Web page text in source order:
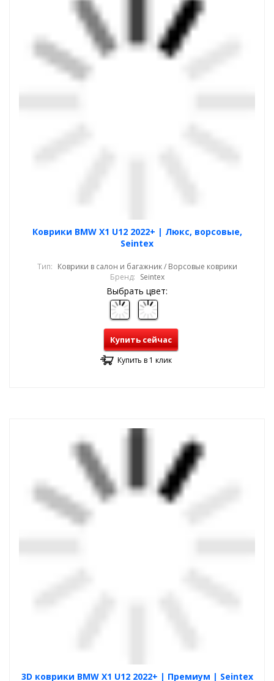
Коврики BMW X1 U12 2022+ | Люкс, ворсовые,
Seintex
Тип: Коврики в салон и багажник / Ворсовые коврики
Бренд: Seintex
Выбрать цвет:
Купить сейчас
Купить в 1 клик
3D коврики BMW X1 U12 2022+ | Премиум | Seintex